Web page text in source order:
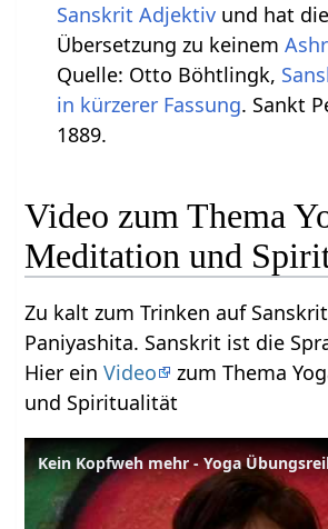
Sanskrit Adjektivund hat
Übersetzung zu keinem
Quelle: Otto Böhtlingk,
in kürzerer Fassung. Sankt
1889.
Video zum Thema
Meditation und
Zu kalt zum Trinken auf
Paniyashita. Sanskrit ist die
Hier einVideo zum Thema
und Spiritualität